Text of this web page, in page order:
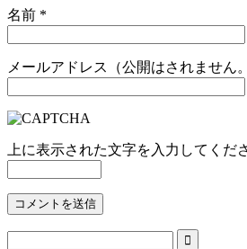
名前 *
メールアドレス（公開はされません。
上に表示された文字を入力してくだ
